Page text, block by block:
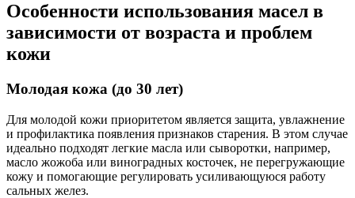
Особенности использования масел в
зависимости от возраста и проблем
кожи
Молодая кожа (до 30 лет)
Для молодой кожи приоритетом является защита, увлажнение
и профилактика появления признаков старения. В этом случае
идеально подходят легкие масла или сыворотки, например,
масло жожоба или виноградных косточек, не перегружающие
кожу и помогающие регулировать усиливающуюся работу
сальных желез.